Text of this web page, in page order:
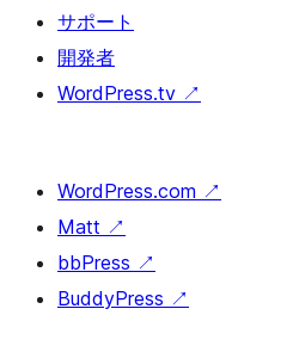
サポート
開発者
WordPress.tv ↗
WordPress.com ↗
Matt ↗
bbPress ↗
BuddyPress ↗